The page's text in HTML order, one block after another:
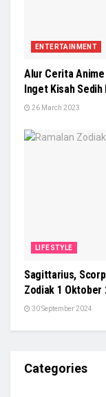
ENTERTAINMENT
Alur Cerita
Inget Kisah Sedih
26 March 2023
LIFESTYLE
Sagittarius,
Zodiak 1 Oktober
30 September 2024
Categories